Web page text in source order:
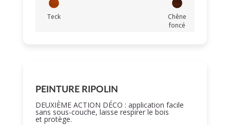
Teck
Chêne
foncé
PEINTURE RIPOLIN
DEUXIÈME ACTION DÉCO : application facile
sans sous-couche, laisse respirer le bois
et protège.